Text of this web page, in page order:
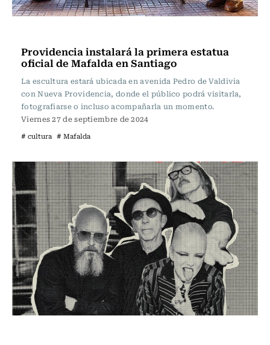
Providencia instalará la primera estatua
oficial de Mafalda en Santiago
La escultura estará ubicada en avenida Pedro de Valdivia
con Nueva Providencia, donde el público podrá visitarla,
fotografiarse o incluso acompañarla un momento.
Viernes 27 de septiembre de 2024
# cultura # Mafalda